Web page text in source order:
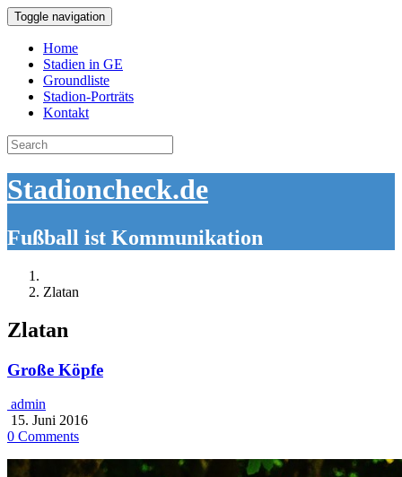
Toggle navigation
Home
Stadien in GE
Groundliste
Stadion-Porträts
Kontakt
Search
for:
Stadioncheck.de
Fußball ist Kommunikation
Zlatan
Zlatan
Große Köpfe
admin
15. Juni 2016
0 Comments